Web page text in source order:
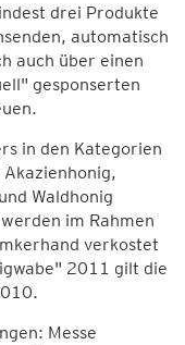
drei Produkte
automatisch
auch über einen
gesponserten
in den Kategorien
Waldhonig
im Rahmen
verkostet
2011 gilt die
Messe